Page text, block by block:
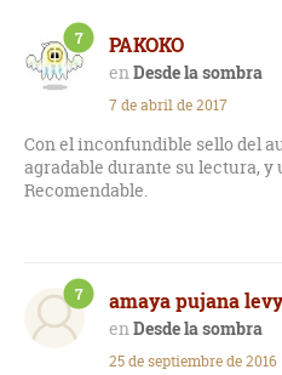
PAKOKO
Desde la sombra
7
7 de abril de 2017
Con el inconfundible sello del
agradable durante su lectura,
Recomendable.
amaya pujana levy
Desde la sombra
7
25 de septiembre de 2016